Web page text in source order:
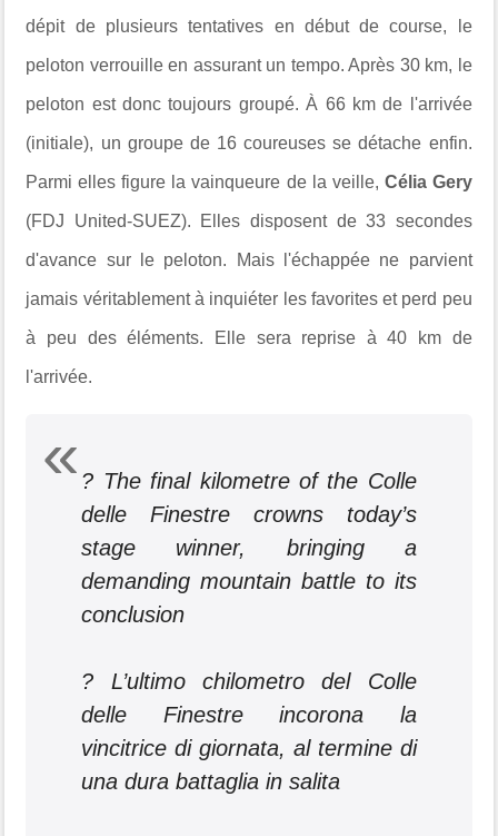
dépit de plusieurs tentatives en début de course, le
peloton verrouille en assurant un tempo. Après 30 km, le
peloton est donc toujours groupé.À 66 km de l'arrivée
(initiale), un groupe de 16 coureuses se détache enfin.
Parmi elles figure la vainqueure de la veille, Célia Gery
(FDJ United-SUEZ). Elles disposent de 33 secondes
d'avance sur le peloton. Mais l'échappée ne parvient
jamais véritablement à inquiéter les favorites et perd peu
à peu des éléments. Elle sera reprise à 40 km de
l'arrivée.
? The final kilometre of the Colle
delle Finestre crowns today’s
stage winner, bringing a
demanding mountain battle to its
conclusion
? L’ultimo chilometro del Colle
delle Finestre incorona la
vincitrice di giornata, al termine di
una dura battaglia in salita